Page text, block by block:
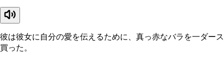
彼は彼女に自分の愛を伝えるために、真っ赤なバラを一ダース
買った。